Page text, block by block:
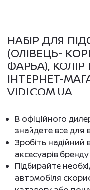
НАБІР ДЛЯ
(ОЛІВЕЦЬ-
ФАРБА), КОЛІР
ІНТЕРНЕТ-
VIDI.COM.UA
В офіційного
знайдете все для
Зробіть надійний
аксесуарів
Підбирайте
автомобіля